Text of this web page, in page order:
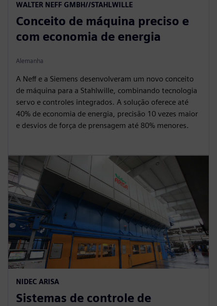
WALTER NEFF GMBH//STAHLWILLE
Conceito de máquina preciso e
com economia de energia
Alemanha
A Neff e a Siemens desenvolveram um novo conceito
de máquina para a Stahlwille, combinando tecnologia
servo e controles integrados. A solução oferece até
40% de economia de energia, precisão 10 vezes maior
e desvios de força de prensagem até 80% menores.
NIDEC ARISA
Sistemas de controle de